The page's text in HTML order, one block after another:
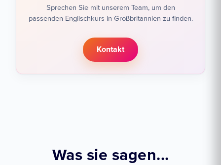
Sprechen Sie mit unserem Team, um den
passenden Englischkurs in Großbritannien zu finden.
Kontakt
Was sie sagen...